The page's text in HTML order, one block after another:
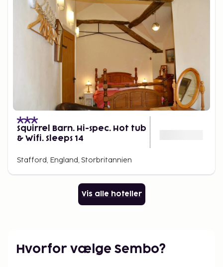
Squirrel Barn. Hi-spec. Hot tub
& Wifi. Sleeps 14
Stafford, England, Storbritannien
Vis alle hoteller
Hvorfor vælge Sembo?